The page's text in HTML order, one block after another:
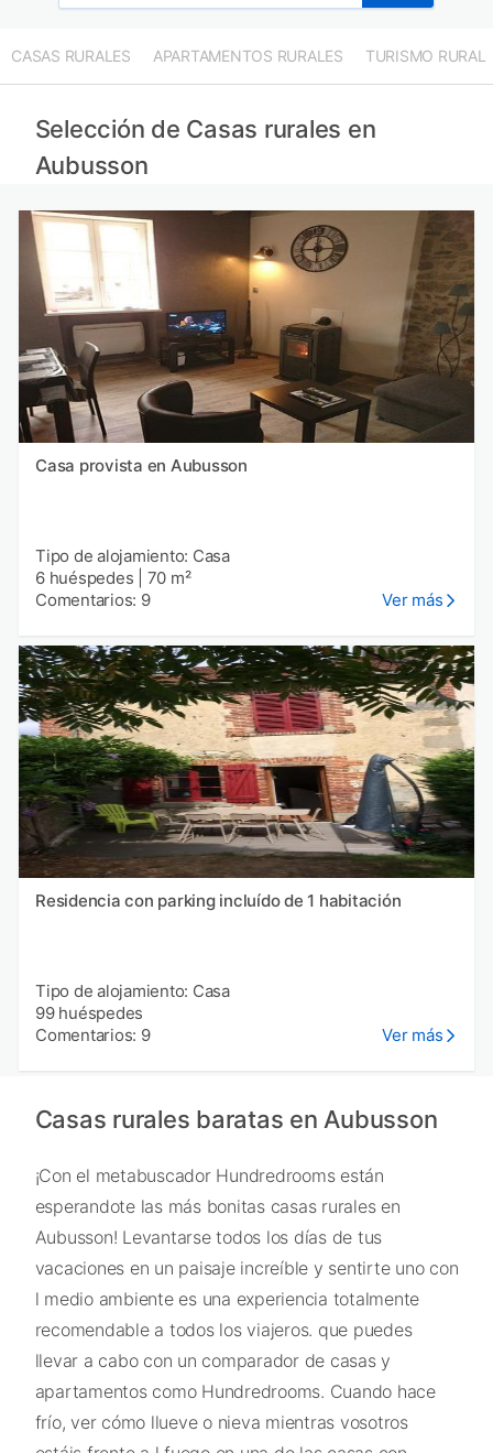
CASAS RURALES APARTAMENTOS RURALES TURISMO RURAL
Selección de Casas rurales en
Aubusson
Casa provista en Aubusson
Tipo de alojamiento: Casa
6 huéspedes
70 m²
Comentarios: 9
Ver más
Residencia con parking incluído de 1 habitación
Tipo de alojamiento: Casa
99 huéspedes
Comentarios: 9
Ver más
Casas rurales baratas en Aubusson
¡Con el metabuscador Hundredrooms están
esperandote las más bonitas casas rurales en
Aubusson! Levantarse todos los días de tus
vacaciones en un paisaje increíble y sentirte uno con
l medio ambiente es una experiencia totalmente
recomendable a todos los viajeros. que puedes
llevar a cabo con un comparador de casas y
apartamentos como Hundredrooms. Cuando hace
frío, ver cómo llueve o nieva mientras vosotros